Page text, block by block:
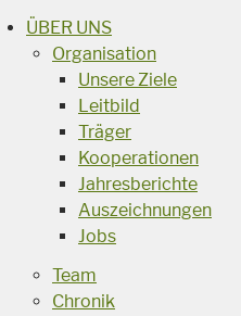
ÜBER UNS
Organisation
Unsere Ziele
Leitbild
Träger
Kooperationen
Jahresberichte
Auszeichnungen
Jobs
Team
Chronik